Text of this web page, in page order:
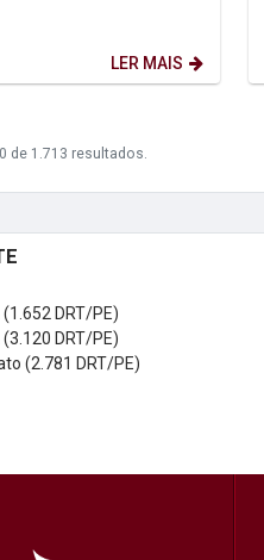
LER MAIS
de 1.713 resultados.
DRT/PE)
DRT/PE)
(2.781 DRT/PE)